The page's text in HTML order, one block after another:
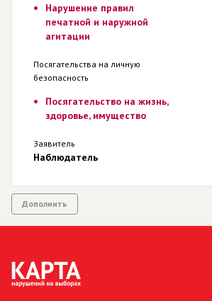
Нарушение правил
печатной и наружной
агитации
Посягательства на личную
безопасность
Посягательство на жизнь,
здоровье, имущество
Заявитель
Наблюдатель
Дополнить